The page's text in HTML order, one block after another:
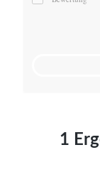
Mato von
1